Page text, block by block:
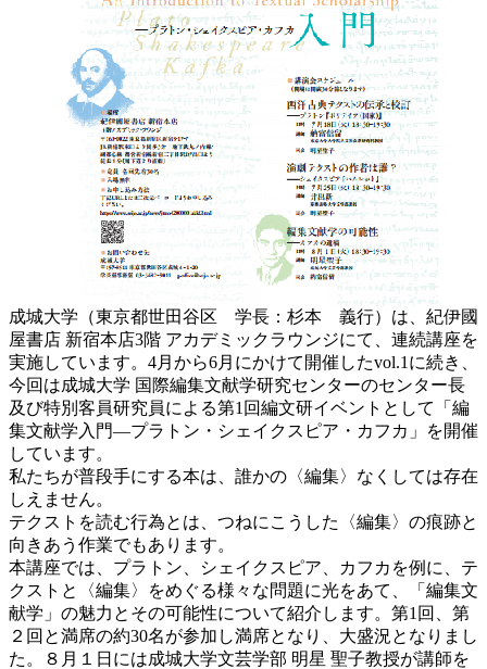
成城大学（東京都世田谷区 学長：杉本 義行）は、紀伊國
屋書店 新宿本店3階 アカデミックラウンジにて、連続講座を
実施しています。4月から6月にかけて開催したvol.1に続き、
今回は成城大学 国際編集文献学研究センターのセンター長
及び特別客員研究員による第1回編文研イベントとして「編
集文献学入門—プラトン・シェイクスピア・カフカ」を開催
しています。
私たちが普段手にする本は、誰かの〈編集〉なくしては存在
しえません。
テクストを読む行為とは、つねにこうした〈編集〉の痕跡と
向きあう作業でもあります。
本講座では、プラトン、シェイクスピア、カフカを例に、テ
クストと〈編集〉をめぐる様々な問題に光をあて、「編集文
献学」の魅力とその可能性について紹介します。第1回、第
２回と満席の約30名が参加し満席となり、大盛況となりまし
た。８月１日には成城大学文芸学部 明星 聖子教授が講師を